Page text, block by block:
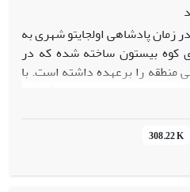
کورگان، گونه‌شناسی سفال­ها
مجموعه سفال­های به دست آمده
فراوان‌ترین داده­های این قبور و
باستان­شناسی است.
زمان پادشاهی اولجایتو شهری به
کوه بیستون ساخته شده که در
منطقه را برعهده داشته است. با
که در منطقه انجام گرفته،
پرده‌ای از ابهام باقی مانده و
به عنوان یکی از مشکلات
وجود دارد. در این مقاله،
308.22 K